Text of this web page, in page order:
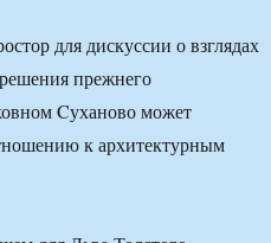
для дискуссии о взглядах
прежнего
Cуханово может
к архитектурным